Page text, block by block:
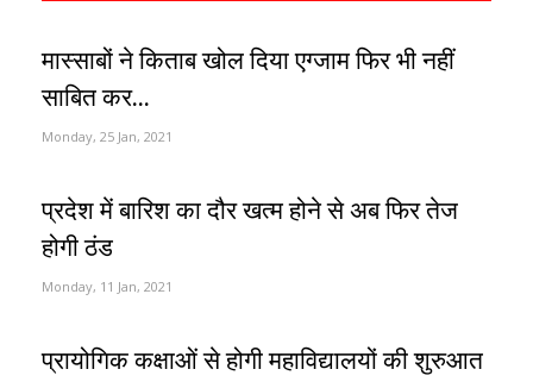
मास्साबों ने किताब खोल दिया एग्जाम फिर भी नहीं
साबित कर...
Monday, 25 Jan, 2021
प्रदेश में बारिश का दौर खत्म होने से अब फिर तेज
होगी ठंड
Monday, 11 Jan, 2021
प्रायोगिक कक्षाओं से होगी महाविद्यालयों की शुरुआत